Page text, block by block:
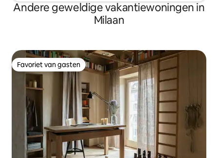
Andere geweldige vakantiewoningen in
Milaan
Favoriet van gasten
Favoriet van gasten